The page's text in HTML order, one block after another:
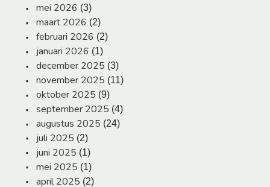
mei 2026 (3)
maart 2026 (2)
februari 2026 (2)
januari 2026 (1)
december 2025 (3)
november 2025 (11)
oktober 2025 (9)
september 2025 (4)
augustus 2025 (24)
juli 2025 (2)
juni 2025 (1)
mei 2025 (1)
april 2025 (2)